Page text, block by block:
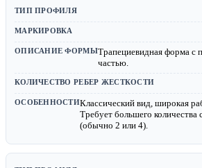
Трапециевидная форма с
частью.
Классический вид, широкая
Требует большего
(обычно 2 или 4).